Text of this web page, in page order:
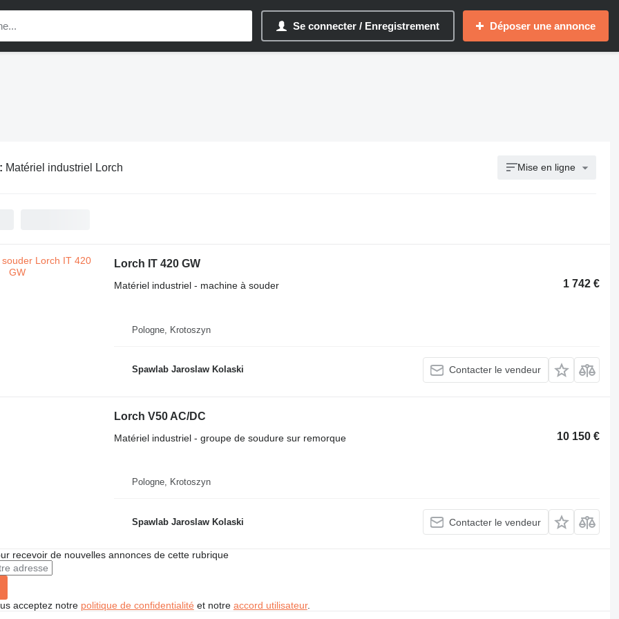
Se connecter / Enregistrement Déposer une annonce
Matériel industriel Lorch Mise en ligne
Lorch IT 420 GW
1 742 €
Matériel industriel - machine à souder
Pologne, Krotoszyn
Spawlab Jaroslaw Kolaski Contacter le vendeur
Lorch V50 AC/DC
10 150 €
Matériel industriel - groupe de soudure sur remorque
Pologne, Krotoszyn
Spawlab Jaroslaw Kolaski Contacter le vendeur
recevoir de nouvelles annonces de cette rubrique
acceptez notre politique de confidentialité et notre accord utilisateur.